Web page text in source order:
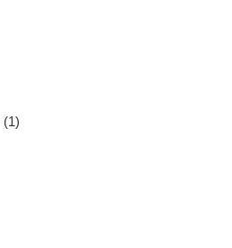
(1)